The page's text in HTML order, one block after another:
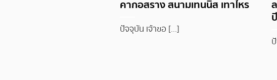
ค่าก่อสร้าง สนามเทนนิส เท่าไหร่
ปัจจุบัน เจ้าขอ [...]
ปี